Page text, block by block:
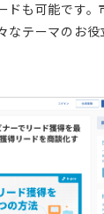
ドも可能です
なテーマのお